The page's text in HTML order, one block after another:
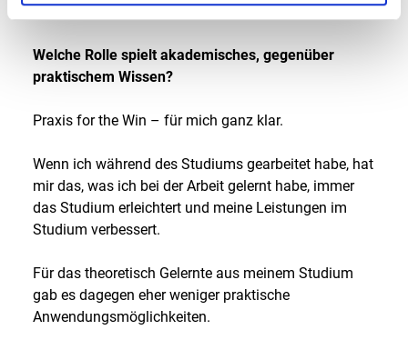
habe immerhin die Experten an meiner Seite.
Welche Rolle spielt akademisches, gegenüber
praktischem Wissen?
Praxis for the Win – für mich ganz klar.
Wenn ich während des Studiums gearbeitet habe, hat
mir das, was ich bei der Arbeit gelernt habe, immer
das Studium erleichtert und meine Leistungen im
Studium verbessert.
Für das theoretisch Gelernte aus meinem Studium
gab es dagegen eher weniger praktische
Anwendungsmöglichkeiten.